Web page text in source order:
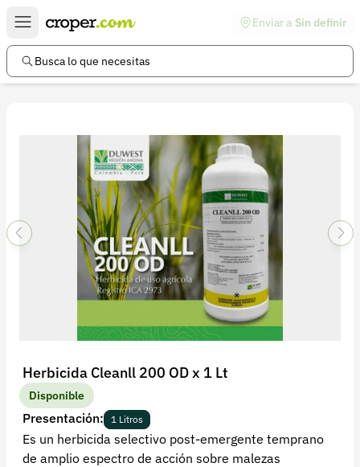
Enviar a Sin definir
Busca lo que necesitas
Herbicida Cleanll 200 OD x 1 Lt
Disponible
Presentación: 1 Litros
Es un herbicida selectivo post-emergente temprano
de amplio espectro de acción sobre malezas
Enlaces de interés
Preguntas frecuentes
Información legal
Términos y condiciones
Política de devoluciones
Política de privacidad
Iniciar sesión
Recuperar contraseña
Contacto
Soporte
+57 323 2931928